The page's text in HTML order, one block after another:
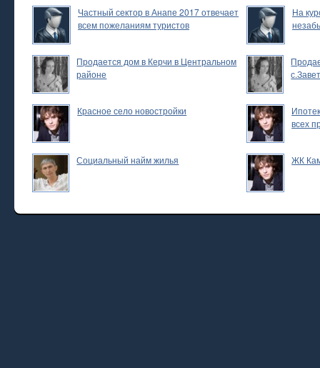
Частный сектор в Анапе 2017 отвечает
всем пожеланиям туристов
На
Продается дом в Керчи в Центральном
районе
Красное село новостройки
всех
Социальный найм жилья ЖК